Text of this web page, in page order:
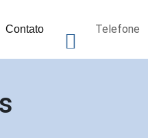
Contato Telefone